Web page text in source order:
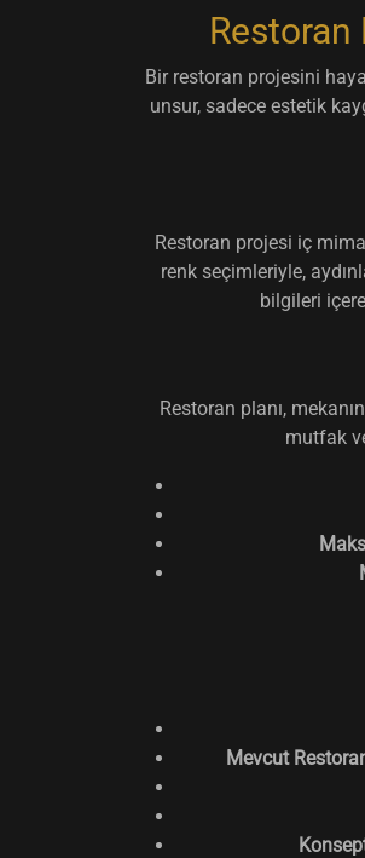
Restoran
Bir restoran projesini
unsur, sadece estetik
Restoran projesi iç
renk seçimleriyle,
bilgileri
Restoran planı, mekanın
mutfak
Mevcut